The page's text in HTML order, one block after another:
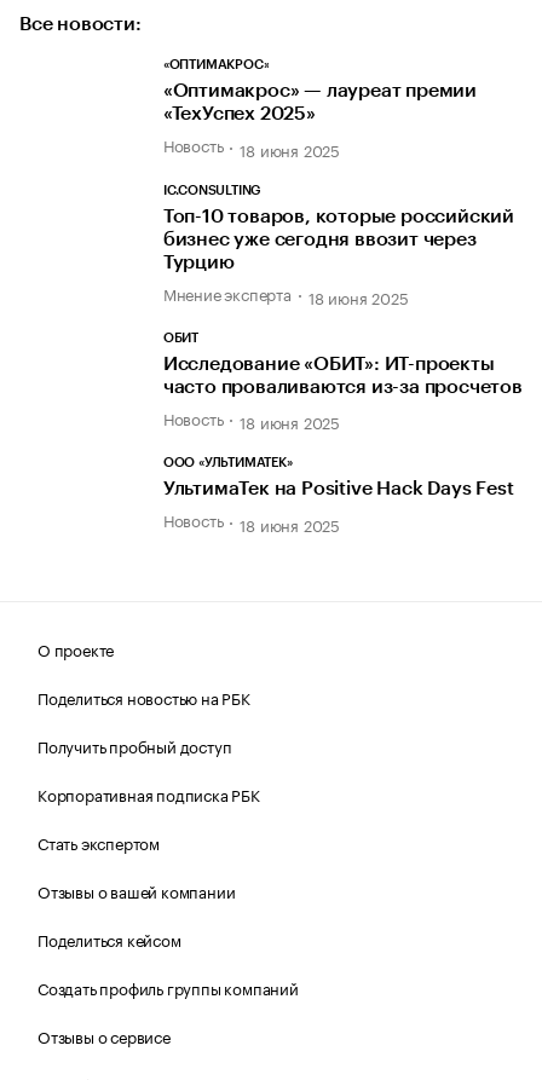
Все новости:
«ОПТИМАКРОС»
«Оптимакрос» — лауреат премии
«ТехУспех 2025»
Новость 18 июня 2025
IC.CONSULTING
Топ-10 товаров, которые российский
бизнес уже сегодня ввозит через
Турцию
Мнение эксперта 18 июня 2025
ОБИТ
Исследование «ОБИТ»: ИТ-проекты
часто проваливаются из-за просчетов
Новость 18 июня 2025
ООО «УЛЬТИМАТЕК»
УльтимаТек на Positive Hack Days Fest
Новость 18 июня 2025
О проекте
Поделиться новостью на РБК
Получить пробный доступ
Корпоративная подписка РБК
Стать экспертом
Отзывы о вашей компании
Поделиться кейсом
Создать профиль группы компаний
Отзывы о сервисе